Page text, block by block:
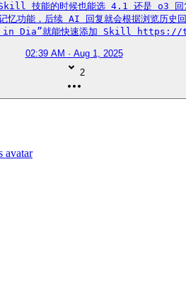
技能的时候也能选 4.1 还是 o3 回
忆功能，后续 AI 回复就会根据浏览历史
in Dia”就能快速添加 Skill https://
02:39 AM · Aug 1, 2025
2